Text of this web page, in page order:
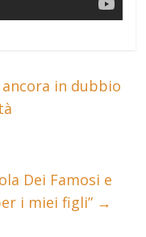
ancora in dubbio
Dei Famosi e
i miei figli” →